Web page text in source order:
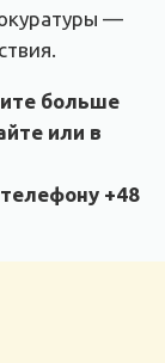
—
больше
или в
+48